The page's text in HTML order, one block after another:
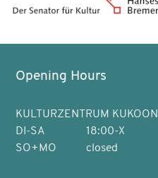
Opening Hours
KULTURZENTRUM KUKOON
DI-SA
18:00-X
SO+MO
closed